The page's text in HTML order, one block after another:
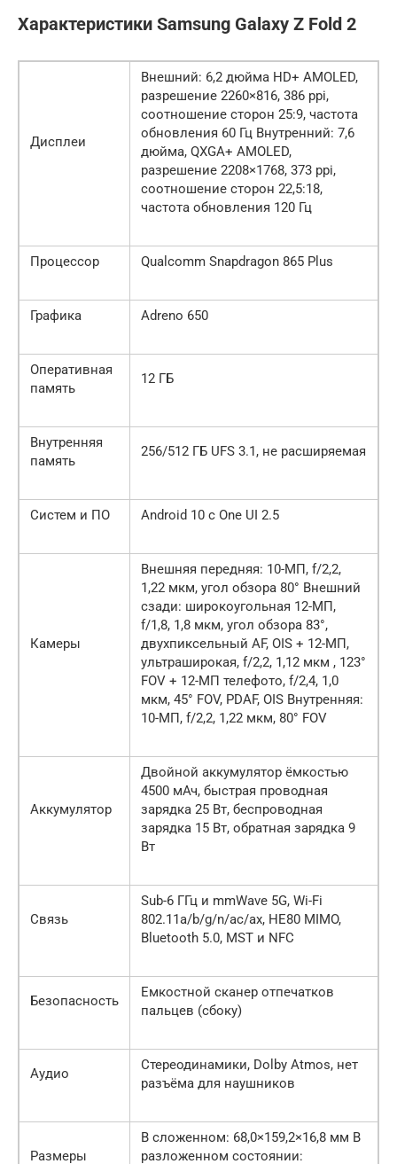
Характеристики Samsung Galaxy Z Fold 2
Дисплеи
Внешний: 6,2 дюйма HD+ AMOLED,
разрешение 2260×816, 386 ppi,
соотношение сторон 25:9, частота
обновления 60 Гц Внутренний: 7,6
дюйма, QXGA+ AMOLED,
разрешение 2208×1768, 373 ppi,
соотношение сторон 22,5:18,
частота обновления 120 Гц
Процессор Qualcomm Snapdragon 865 Plus
Графика Adreno 650
Оперативная
память
12 ГБ
Внутренняя
память
256/512 ГБ UFS 3.1, не расширяемая
Систем и ПО Android 10 с One UI 2.5
Камеры
Внешняя передняя: 10-МП, f/2,2,
1,22 мкм, угол обзора 80° Внешний
сзади: широкоугольная 12-МП,
f/1,8, 1,8 мкм, угол обзора 83°,
двухпиксельный AF, OIS + 12-МП,
ультраширокая, f/2,2, 1,12 мкм , 123°
FOV + 12-МП телефото, f/2,4, 1,0
мкм, 45° FOV, PDAF, OIS Внутренняя:
10-МП, f/2,2, 1,22 мкм, 80° FOV
Аккумулятор
Двойной аккумулятор ёмкостью
4500 мАч, быстрая проводная
зарядка 25 Вт, беспроводная
зарядка 15 Вт, обратная зарядка 9
Вт
Связь
Sub-6 ГГц и mmWave 5G, Wi-Fi
802.11a/b/g/n/ac/ax, HE80 MIMO,
Bluetooth 5.0, MST и NFC
Безопасность
Емкостной сканер отпечатков
пальцев (сбоку)
Аудио
Стереодинамики, Dolby Atmos, нет
разъёма для наушников
Размеры
В сложенном: 68,0×159,2×16,8 мм В
разложенном состоянии: